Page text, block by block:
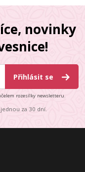
novinky
Přihlásit se
rozesílky newsletteru.
za 30 dní.